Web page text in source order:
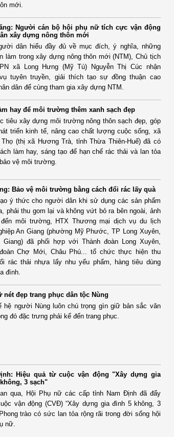
mới.
Người cán bộ hội phụ nữ tích cực vận động
xây dựng nông thôn mới
dân hiểu đầy đủ về mục đích, ý nghĩa, những
làm trong xây dựng nông thôn mới (NTM), Chủ tịch
xã Long Hưng (Mỹ Tú) Nguyễn Thị Cúc nhận
tuyên truyền, giải thích tạo sự đồng thuận cao
dân để cùng tham gia xây dựng NTM.
hay để môi trường thêm xanh sạch đẹp
tiêu xây dựng môi trường nông thôn sạch đẹp, góp
triển kinh tế, nâng cao chất lượng cuộc sống, xã
Thọ (thị xã Hương Trà, tỉnh Thừa Thiên-Huế) đã có
làm hay, sáng tạo để hạn chế rác thải và lan tỏa
vệ môi trường.
Bảo vệ môi trường bằng cách đổi rác lấy quà
ý thức cho người dân khi sử dụng các sản phẩm
phải thu gom lại và không vứt bỏ ra bên ngoài, ảnh
đến môi trường, HTX Thương mại dịch vụ du lịch
An Giang (phường Mỹ Phước, TP Long Xuyên,
Giang) đã phối hợp với Thành đoàn Long Xuyên,
Chợ Mới, Châu Phú... tổ chức thực hiện thu
rác thải nhựa lấy nhu yếu phẩm, hàng tiêu dùng
đình.
nét đẹp trang phục dân tộc Nùng
hệ người Nùng luôn chú trọng gìn giữ bản sắc văn
đó đặc trưng phải kể đến trang phục.
Hiệu quả từ cuộc vận động "Xây dựng gia
3 sạch"
qua, Hội Phụ nữ các cấp tỉnh Nam Định đã đẩy
vận động (CVĐ) “Xây dựng gia đình 5 không, 3
trào có sức lan tỏa rộng rãi trong đời sống hội
nữ.